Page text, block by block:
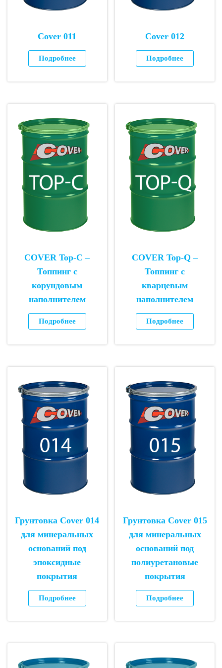
Cover 011
Подробнее
Cover 012
Подробнее
COVER Top-C –
Топпинг с
корундовым
наполнителем
Подробнее
COVER Top-Q –
Топпинг с
кварцевым
наполнителем
Подробнее
Грунтовка Cover 014
для минеральных
оснований под
эпоксидные
покрытия
Подробнее
Грунтовка Cover 015
для минеральных
оснований под
полиуретановые
покрытия
Подробнее